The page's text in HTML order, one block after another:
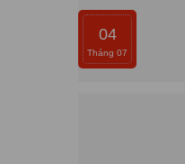
04
Tháng 07